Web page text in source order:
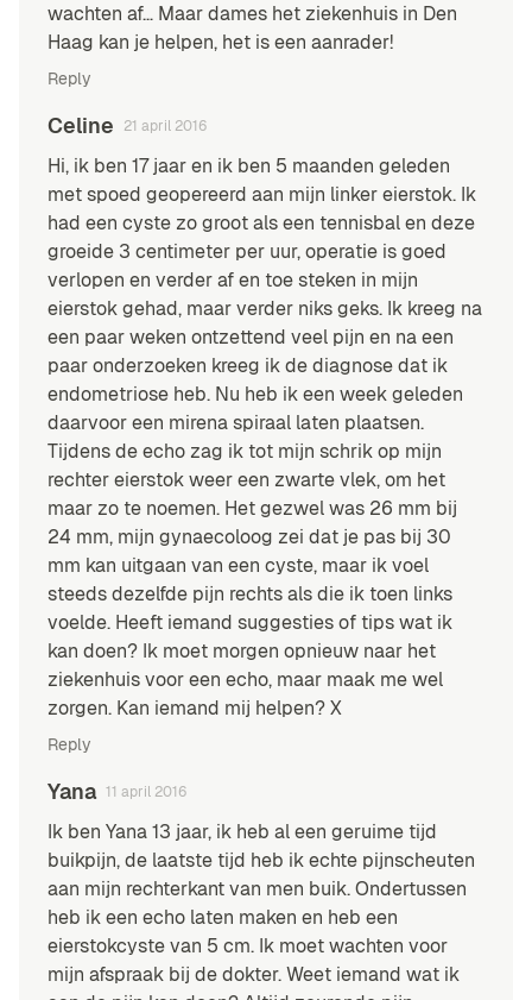
wachten af… Maar dames het ziekenhuis in Den
Haag kan je helpen, het is een aanrader!
Reply
Celine 21 april 2016
Hi, ik ben 17 jaar en ik ben 5 maanden geleden
met spoed geopereerd aan mijn linker eierstok. Ik
had een cyste zo groot als een tennisbal en deze
groeide 3 centimeter per uur, operatie is goed
verlopen en verder af en toe steken in mijn
eierstok gehad, maar verder niks geks. Ik kreeg na
een paar weken ontzettend veel pijn en na een
paar onderzoeken kreeg ik de diagnose dat ik
endometriose heb. Nu heb ik een week geleden
daarvoor een mirena spiraal laten plaatsen.
Tijdens de echo zag ik tot mijn schrik op mijn
rechter eierstok weer een zwarte vlek, om het
maar zo te noemen. Het gezwel was 26 mm bij
24 mm, mijn gynaecoloog zei dat je pas bij 30
mm kan uitgaan van een cyste, maar ik voel
steeds dezelfde pijn rechts als die ik toen links
voelde. Heeft iemand suggesties of tips wat ik
kan doen? Ik moet morgen opnieuw naar het
ziekenhuis voor een echo, maar maak me wel
zorgen. Kan iemand mij helpen? X
Reply
Yana 11 april 2016
Ik ben Yana 13 jaar, ik heb al een geruime tijd
buikpijn, de laatste tijd heb ik echte pijnscheuten
aan mijn rechterkant van men buik. Ondertussen
heb ik een echo laten maken en heb een
eierstokcyste van 5 cm. Ik moet wachten voor
mijn afspraak bij de dokter. Weet iemand wat ik